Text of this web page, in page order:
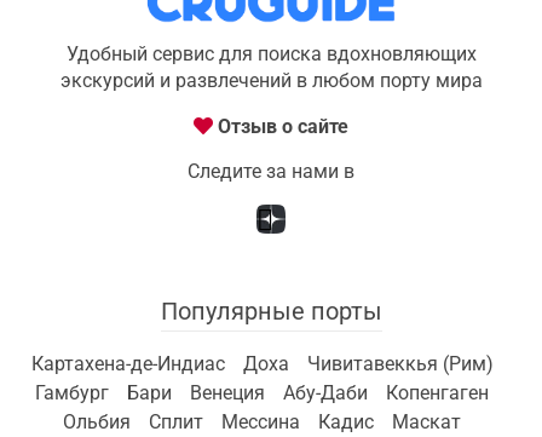
Удобный сервис для поиска вдохновляющих
экскурсий и развлечений в любом порту мира
Отзыв о сайте
Следите за нами в
Популярные порты
Картахена-де-Индиас Доха
Чивитавеккья (Рим)
Гамбург
Бари Венеция Абу-Даби
Копенгаген
Ольбия
Сплит Мессина Кадис
Маскат